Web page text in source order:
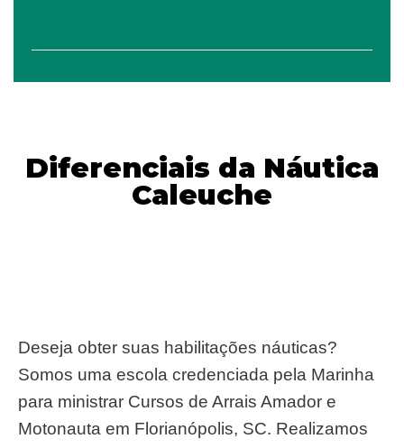
Diferenciais da Náutica
Caleuche
Deseja obter suas habilitações náuticas?
Somos uma escola credenciada pela Marinha
para ministrar Cursos de Arrais Amador e
Motonauta em Florianópolis, SC. Realizamos